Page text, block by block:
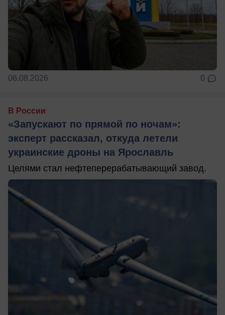
06.08.2026 0
В России
«Запускают по прямой по ночам»:
эксперт рассказал, откуда летели
украинские дроны на Ярославль
Целями стал нефтеперерабатывающий завод.